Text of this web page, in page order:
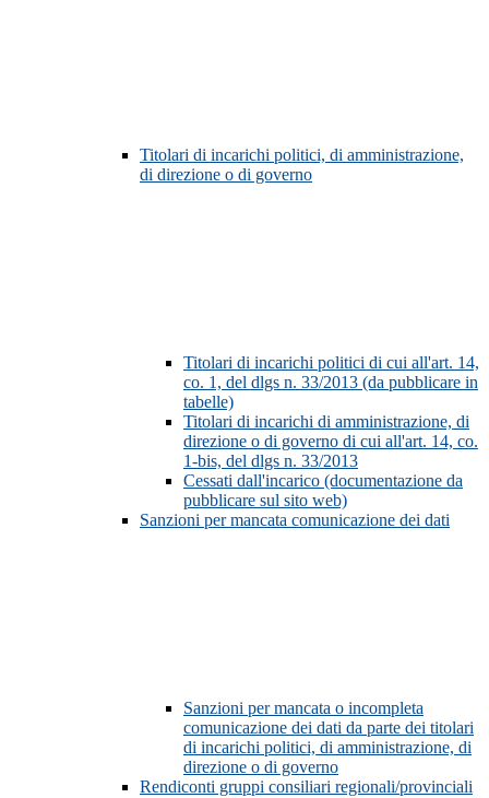
Titolari di incarichi politici, di amministrazione,
di direzione o di governo
Titolari di incarichi politici di cui all'art. 14,
co. 1, del dlgs n. 33/2013 (da pubblicare in
tabelle)
Titolari di incarichi di amministrazione, di
direzione o di governo di cui all'art. 14, co.
1-bis, del dlgs n. 33/2013
Cessati dall'incarico (documentazione da
pubblicare sul sito web)
Sanzioni per mancata comunicazione dei dati
Sanzioni per mancata o incompleta
comunicazione dei dati da parte dei titolari
di incarichi politici, di amministrazione, di
direzione o di governo
Rendiconti gruppi consiliari regionali/provinciali